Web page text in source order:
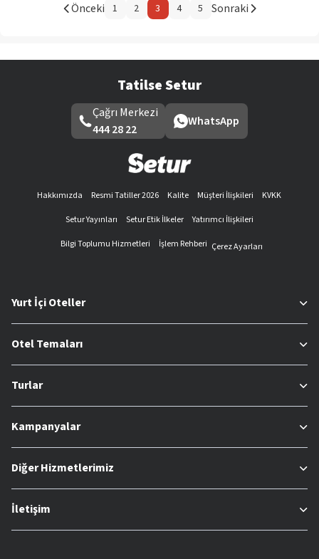
Önceki 1 2 3 4 5 Sonraki
Tatilse Setur
Çağrı Merkezi
444 28 22
WhatsApp
Hakkımızda Resmi Tatiller 2026 Kalite Müşteri İlişkileri
KVKK
Setur Yayınları
Setur Etik İlkeler
Yatırımcı İlişkileri
Bilgi Toplumu Hizmetleri
İşlem Rehberi Çerez Ayarları
Yurt İçi Oteller
Otel Temaları
Turlar
Kampanyalar
Diğer Hizmetlerimiz
İletişim